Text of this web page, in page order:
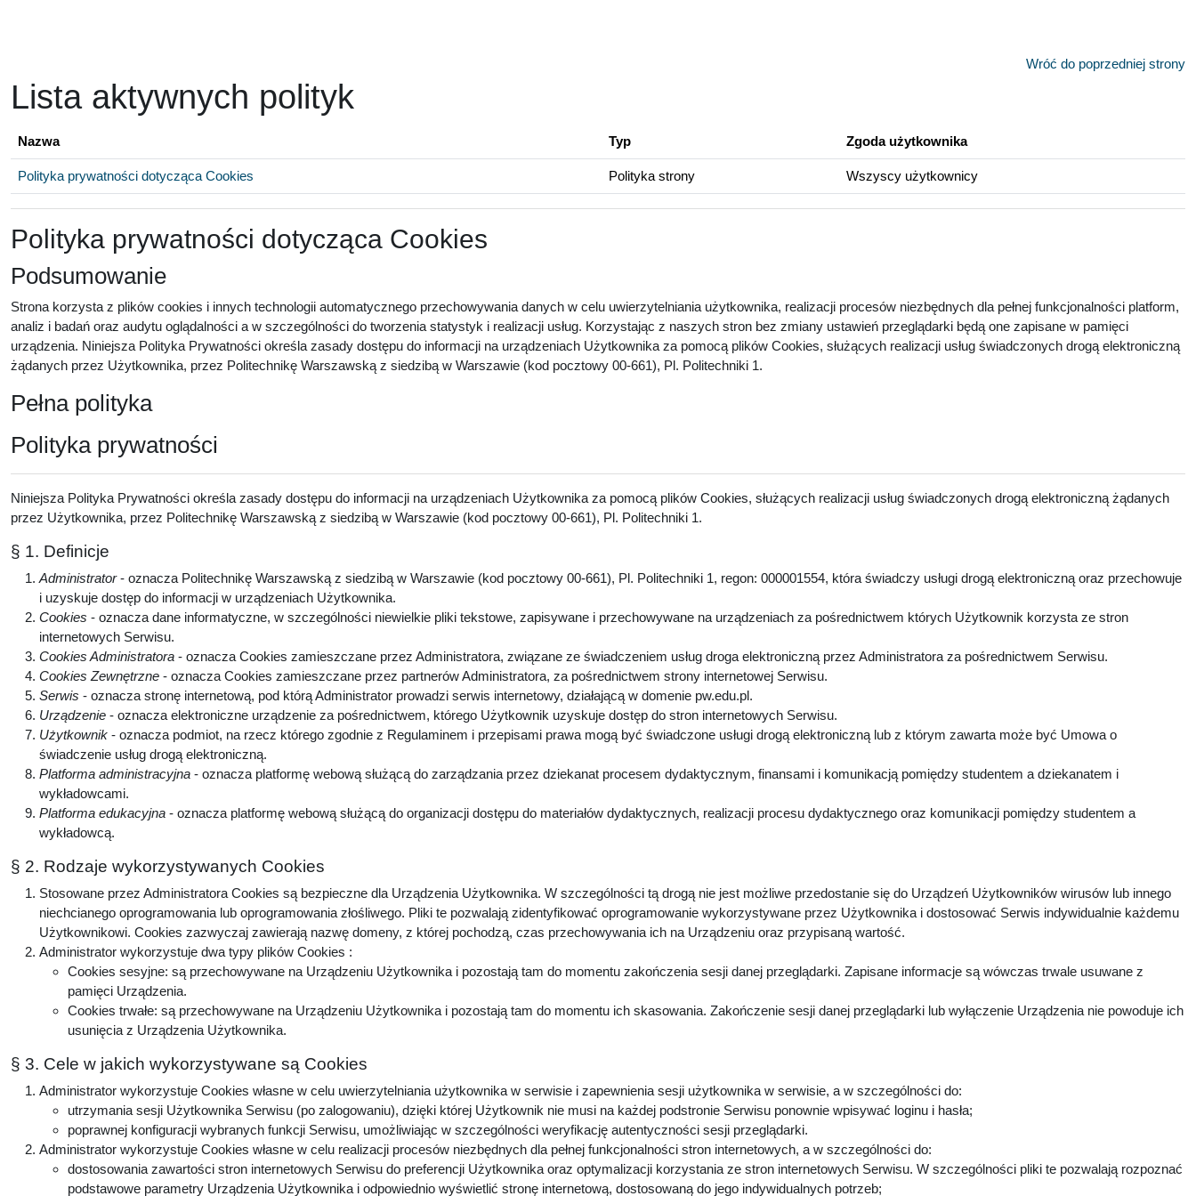
Wróć do poprzedniej strony
Lista aktywnych polityk
Nazwa Typ Zgoda użytkownika
Polityka prywatności dotycząca Cookies Polityka strony Wszyscy użytkownicy
Polityka prywatności dotycząca Cookies
Podsumowanie
Strona korzysta z plików cookies i innych technologii automatycznego przechowywania danych w celu uwierzytelniania użytkownika, realizacji procesów niezbędnych dla pełnej funkcjonalności platform,
analiz i badań oraz audytu oglądalności a w szczególności do tworzenia statystyk i realizacji usług. Korzystając z naszych stron bez zmiany ustawień przeglądarki będą one zapisane w pamięci
urządzenia. Niniejsza Polityka Prywatności określa zasady dostępu do informacji na urządzeniach Użytkownika za pomocą plików Cookies, służących realizacji usług świadczonych drogą elektroniczną
żądanych przez Użytkownika, przez Politechnikę Warszawską z siedzibą w Warszawie (kod pocztowy 00-661), Pl. Politechniki 1.
Pełna polityka
Polityka prywatności
Niniejsza Polityka Prywatności określa zasady dostępu do informacji na urządzeniach Użytkownika za pomocą plików Cookies, służących realizacji usług świadczonych drogą elektroniczną żądanych
przez Użytkownika, przez Politechnikę Warszawską z siedzibą w Warszawie (kod pocztowy 00-661), Pl. Politechniki 1.
§ 1. Definicje
Administrator- oznacza Politechnikę Warszawską z siedzibą w Warszawie (kod pocztowy 00-661), Pl. Politechniki 1, regon: 000001554, która świadczy usługi drogą elektroniczną oraz przechowuje
i uzyskuje dostęp do informacji w urządzeniach Użytkownika.
Cookies - oznacza dane informatyczne, w szczególności niewielkie pliki tekstowe, zapisywane i przechowywane na urządzeniach za pośrednictwem których Użytkownik korzysta ze stron
internetowych Serwisu.
Cookies Administratora - oznacza Cookies zamieszczane przez Administratora, związane ze świadczeniem usług droga elektroniczną przez Administratora za pośrednictwem Serwisu.
Cookies Zewnętrzne - oznacza Cookies zamieszczane przez partnerów Administratora, za pośrednictwem strony internetowej Serwisu.
Serwis - oznacza stronę internetową, pod którą Administrator prowadzi serwis internetowy, działającą w domenie pw.edu.pl.
Urządzenie - oznacza elektroniczne urządzenie za pośrednictwem, którego Użytkownik uzyskuje dostęp do stron internetowych Serwisu.
Użytkownik - oznacza podmiot, na rzecz którego zgodnie z Regulaminem i przepisami prawa mogą być świadczone usługi drogą elektroniczną lub z którym zawarta może być Umowa o
świadczenie usług drogą elektroniczną.
Platforma administracyjna - oznacza platformę webową służącą do zarządzania przez dziekanat procesem dydaktycznym, finansami i komunikacją pomiędzy studentem a dziekanatem i
wykładowcami.
Platforma edukacyjna - oznacza platformę webową służącą do organizacji dostępu do materiałów dydaktycznych, realizacji procesu dydaktycznego oraz komunikacji pomiędzy studentem a
wykładowcą.
§ 2. Rodzaje wykorzystywanych Cookies
Stosowane przez Administratora Cookies są bezpieczne dla Urządzenia Użytkownika. W szczególności tą drogą nie jest możliwe przedostanie się do Urządzeń Użytkowników wirusów lub innego
niechcianego oprogramowania lub oprogramowania złośliwego. Pliki te pozwalają zidentyfikować oprogramowanie wykorzystywane przez Użytkownika i dostosować Serwis indywidualnie każdemu
Użytkownikowi. Cookies zazwyczaj zawierają nazwę domeny, z której pochodzą, czas przechowywania ich na Urządzeniu oraz przypisaną wartość.
Administrator wykorzystuje dwa typy plików Cookies :
Cookies sesyjne: są przechowywane na Urządzeniu Użytkownika i pozostają tam do momentu zakończenia sesji danej przeglądarki. Zapisane informacje są wówczas trwale usuwane z
pamięci Urządzenia.
Cookies trwałe: są przechowywane na Urządzeniu Użytkownika i pozostają tam do momentu ich skasowania. Zakończenie sesji danej przeglądarki lub wyłączenie Urządzenia nie powoduje ich
usunięcia z Urządzenia Użytkownika.
§ 3. Cele w jakich wykorzystywane są Cookies
Administrator wykorzystuje Cookies własne w celu uwierzytelniania użytkownika w serwisie i zapewnienia sesji użytkownika w serwisie, a w szczególności do:
utrzymania sesji Użytkownika Serwisu (po zalogowaniu), dzięki której Użytkownik nie musi na każdej podstronie Serwisu ponownie wpisywać loginu i hasła;
poprawnej konfiguracji wybranych funkcji Serwisu, umożliwiając w szczególności weryfikację autentyczności sesji przeglądarki.
Administrator wykorzystuje Cookies własne w celu realizacji procesów niezbędnych dla pełnej funkcjonalności stron internetowych, a w szczególności do:
dostosowania zawartości stron internetowych Serwisu do preferencji Użytkownika oraz optymalizacji korzystania ze stron internetowych Serwisu. W szczególności pliki te pozwalają rozpoznać
podstawowe parametry Urządzenia Użytkownika i odpowiednio wyświetlić stronę internetową, dostosowaną do jego indywidualnych potrzeb;